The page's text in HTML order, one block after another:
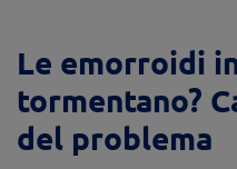
Le emorroidi
tormentano?
del problema